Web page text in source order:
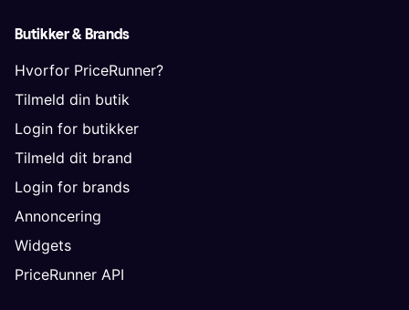
Butikker & Brands
Hvorfor PriceRunner?
Tilmeld din butik
Login for butikker
Tilmeld dit brand
Login for brands
Annoncering
Widgets
PriceRunner API